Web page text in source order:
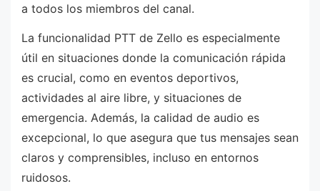
a todos los miembros del canal.
La funcionalidad PTT de Zello es especialmente
útil en situaciones donde la comunicación rápida
es crucial, como en eventos deportivos,
actividades al aire libre, y situaciones de
emergencia. Además, la calidad de audio es
excepcional, lo que asegura que tus mensajes sean
claros y comprensibles, incluso en entornos
ruidosos.